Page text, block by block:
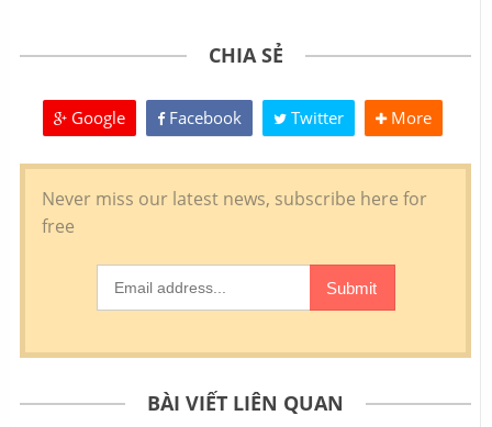
CHIA SẺ
Google Facebook Twitter More
BÀI VIẾT LIÊN QUAN